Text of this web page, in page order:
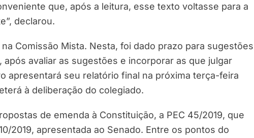
que, após a leitura, esse texto voltasse para a
declarou.
Comissão Mista. Nesta, foi dado prazo para sugestões
avaliar as sugestões e incorporar as que julgar
apresentará seu relatório final na próxima terça-feira
à deliberação do colegiado.
de emenda à Constituição, a PEC 45/2019, que
2019, apresentada ao Senado. Entre os pontos do